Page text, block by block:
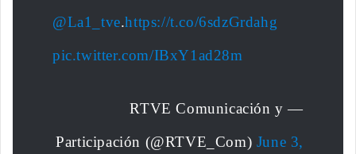
@La1_tve.https://t.co/6sdzGrdahg
pic.twitter.com/IBxY1ad28m
— RTVE Comunicación y
Participación (@RTVE_Com) June 3,